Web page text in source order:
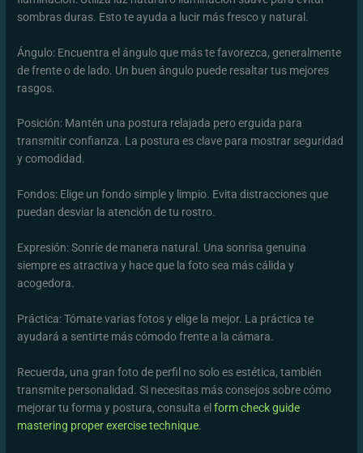
sombras duras. Esto te ayuda a lucir más fresco y natural.
Ángulo: Encuentra el ángulo que más te favorezca, generalmente
de frente o de lado. Un buen ángulo puede resaltar tus mejores
rasgos.
Posición: Mantén una postura relajada pero erguida para
transmitir confianza. La postura es clave para mostrar seguridad
y comodidad.
Fondos: Elige un fondo simple y limpio. Evita distracciones que
puedan desviar la atención de tu rostro.
Expresión: Sonríe de manera natural. Una sonrisa genuina
siempre es atractiva y hace que la foto sea más cálida y
acogedora.
Práctica: Tómate varias fotos y elige la mejor. La práctica te
ayudará a sentirte más cómodo frente a la cámara.
Recuerda, una gran foto de perfil no solo es estética, también
transmite personalidad. Si necesitas más consejos sobre cómo
mejorar tu forma y postura, consulta elform check guide
mastering proper exercise technique.